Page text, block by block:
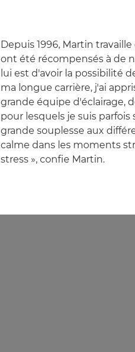
Depuis 1996, Martin
ont été récompensés à de
lui est d'avoir la possibilité
ma longue carrière, j'ai
grande équipe d'éclairage,
pour lesquels je suis
grande souplesse aux
calme dans les moments
stress », confie Martin.